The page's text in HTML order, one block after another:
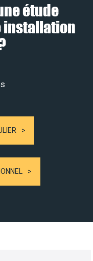
étude
installation